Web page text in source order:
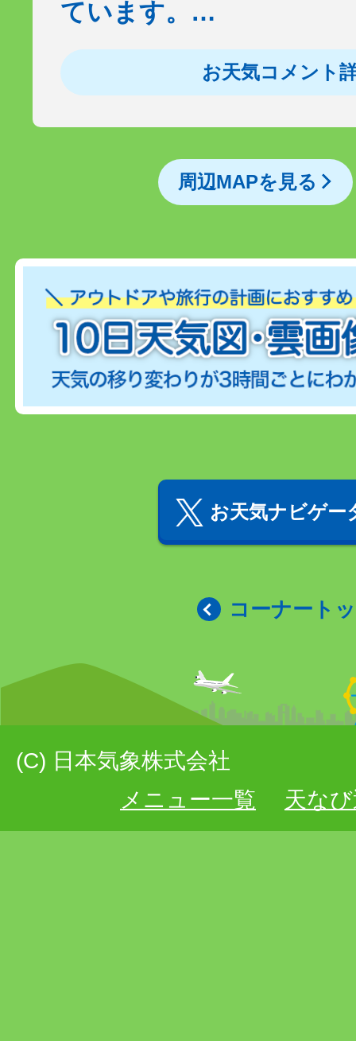
ています。…
お天気コメント
周辺MAPを見る
お天気ナビゲー
コーナート
(C) 日本気象株式会社
メニュー一覧
天な